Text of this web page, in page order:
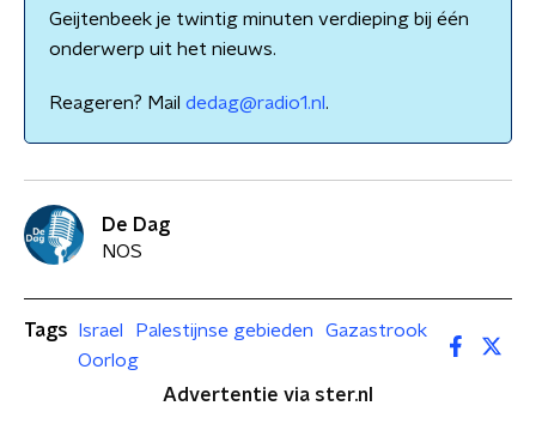
Geijtenbeek je twintig minuten verdieping bij één
onderwerp uit het nieuws.
Reageren? Mail dedag@radio1.nl .
De Dag
NOS
Tags Israel Palestijnse gebieden
Gazastrook
Oorlog
Advertentie via ster.nl